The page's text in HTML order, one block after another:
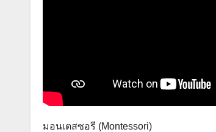
มอนเตสซอรี (Montessori)